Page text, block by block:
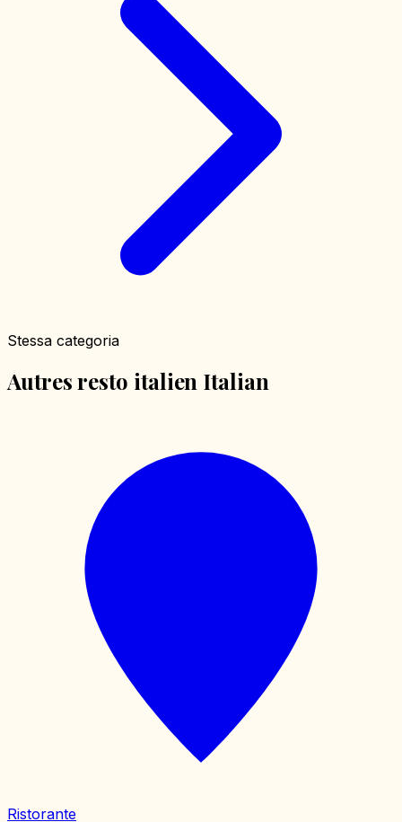
Stessa categoria
Autres resto italien Italian
Ristorante